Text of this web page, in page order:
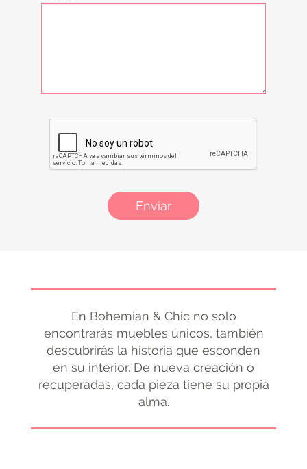
Enviar
En Bohemian & Chic no solo
encontrarás muebles únicos, también
descubrirás la historia que esconden
en su interior. De nueva creación o
recuperadas, cada pieza tiene su propia
alma.